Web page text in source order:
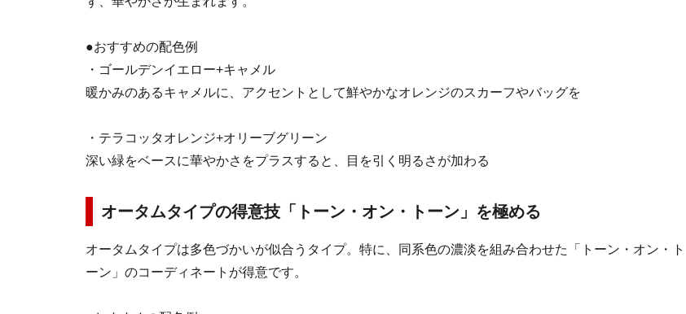
●おすすめの配色例
・ゴールデンイエロー+キャメル
暖かみのあるキャメルに、アクセントとして鮮やかなオレンジのスカーフやバッグを
・テラコッタオレンジ+オリーブグリーン
深い緑をベースに華やかさをプラスすると、目を引く明るさが加わる
オータムタイプの得意技「トーン・オン・トーン」を極める
オータムタイプは多色づかいが似合うタイプ。特に、同系色の濃淡を組み合わせた「トーン・オン・ト
ーン」のコーディネートが得意です。